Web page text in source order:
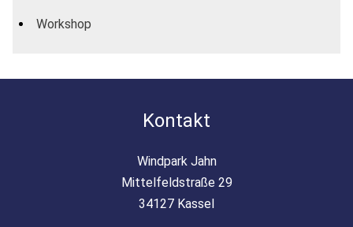
Workshop
Kontakt
Windpark Jahn
Mittelfeldstraße 29
34127 Kassel